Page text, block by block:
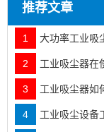
推荐文章
1 大功率工业吸
2 工业吸尘器在
3 工业吸尘器如
4 工业吸尘设备